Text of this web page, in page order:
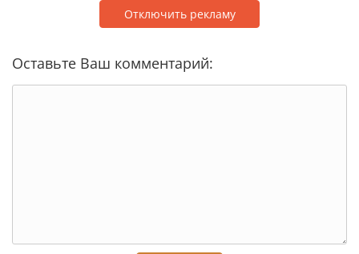
Отключить рекламу
Оставьте Ваш комментарий: